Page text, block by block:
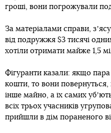
гроші, вони погрожували
За матеріалами справи,
від подружжя $3 тисячі
хотіли отримати майже 1,5
Фігуранти казали: якщо
кошти, то вони
інше майно, а їх самих
всіх трьох учасників
прийшли в дім пораненого